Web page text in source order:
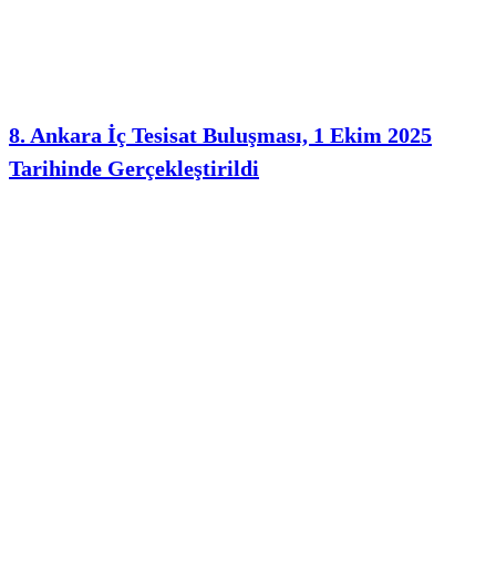
8. Ankara İç Tesisat Buluşması, 1 Ekim 2025
Tarihinde Gerçekleştirildi